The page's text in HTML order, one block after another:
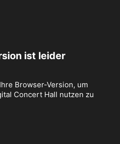
ist leider
Browser-Version, um
Concert Hall nutzen zu